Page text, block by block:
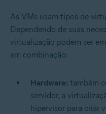
As VMs usam tipos de
Dependendo de suas
virtualização podem ser
em combinação:
Hardware: também
servidor, a
hipervisor para criar